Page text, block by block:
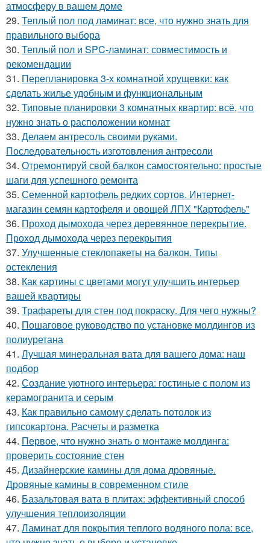
атмосферу в вашем доме
29. Теплый пол под ламинат: все, что нужно знать для
правильного выбора
30. Теплый пол и SPC-ламинат: совместимость и
рекомендации
31. Перепланировка 3-х комнатной хрущевки: как
сделать жилье удобным и функциональным
32. Типовые планировки 3 комнатных квартир: всё, что
нужно знать о расположении комнат
33. Делаем антресоль своими руками.
Последовательность изготовления антресоли
34. Отремонтируй свой балкон самостоятельно: простые
шаги для успешного ремонта
35. Семенной картофель редких сортов. Интернет-
магазин семян картофеля и овощей ЛПХ "Картофель"
36. Проход дымохода через деревянное перекрытие.
Проход дымохода через перекрытия
37. Улучшенные стеклопакеты на балкон. Типы
остекления
38. Как картины с цветами могут улучшить интерьер
вашей квартиры
39. Трафареты для стен под покраску. Для чего нужны?
40. Пошаговое руководство по установке молдингов из
полиуретана
41. Лучшая минеральная вата для вашего дома: наш
подбор
42. Создание уютного интерьера: гостиные с полом из
керамогранита и серым
43. Как правильно самому сделать потолок из
гипсокартона. Расчеты и разметка
44. Первое, что нужно знать о монтаже молдинга:
проверить состояние стен
45. Дизайнерские камины для дома дровяные.
Дровяные камины в современном стиле
46. Базальтовая вата в плитах: эффективный способ
улучшения теплоизоляции
47. Ламинат для покрытия теплого водяного пола: все,